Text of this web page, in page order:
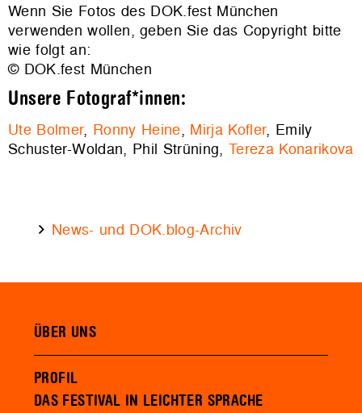
Wenn Sie Fotos des DOK.fest München
verwenden wollen, geben Sie das Copyright bitte
wie folgt an:
© DOK.fest München
Unsere Fotograf*innen:
Ute Bolmer, Ronny Heine, Mirja Kofler, Emily
Schuster-Woldan, Phil Strüning, Tereza Konarikova
News- und DOK.blog-Archiv
ÜBER UNS
PROFIL
DAS FESTIVAL IN LEICHTER SPRACHE